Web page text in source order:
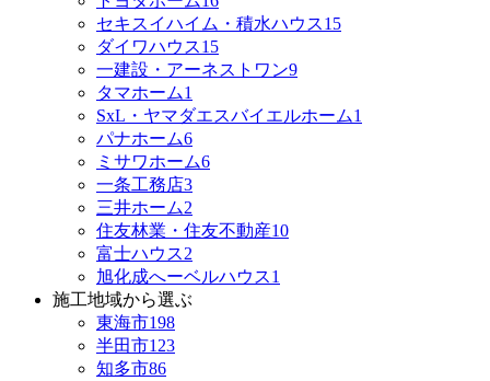
セキスイハイム・積水ハウス15
ダイワハウス15
一建設・アーネストワン9
タマホーム1
SxL・ヤマダエスバイエルホーム1
パナホーム6
ミサワホーム6
一条工務店3
三井ホーム2
住友林業・住友不動産10
富士ハウス2
旭化成へーベルハウス1
施工地域から選ぶ
東海市198
半田市123
知多市86